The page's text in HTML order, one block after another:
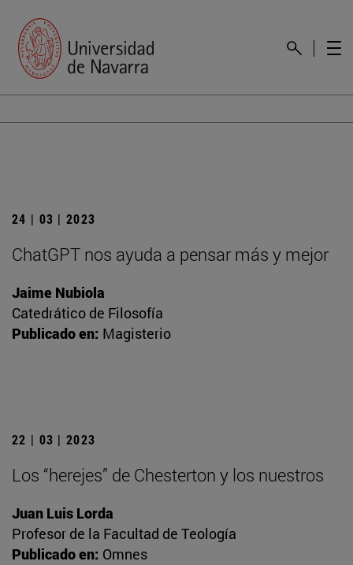
24 | 03 | 2023
ChatGPT nos ayuda a pensar más y mejor
Jaime Nubiola
Catedrático de Filosofía
Publicado en: Magisterio
22 | 03 | 2023
Los “herejes” de Chesterton y los nuestros
Juan Luis Lorda
Profesor de la Facultad de Teología
Publicado en: Omnes